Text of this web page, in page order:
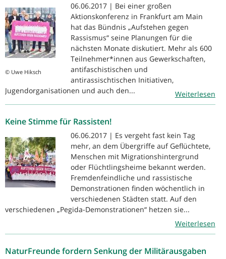
© Uwe Hiksch
06.06.2017 | Bei einer großen
Aktionskonferenz in Frankfurt am Main
hat das Bündnis „Aufstehen gegen
Rassismus“ seine Planungen für die
nächsten Monate diskutiert. Mehr als 600
Teilnehmer*innen aus Gewerkschaften,
antifaschistischen und
antirassischtischen Initiativen,
Jugendorganisationen und auch den...
Weiterlesen
Keine Stimme für Rassisten!
06.06.2017 | Es vergeht fast kein Tag
mehr, an dem Übergriffe auf Geflüchtete,
Menschen mit Migrationshintergrund
oder Flüchtlingsheime bekannt werden.
Fremdenfeindliche und rassistische
Demonstrationen finden wöchentlich in
verschiedenen Städten statt. Auf den
verschiedenen „Pegida-Demonstrationen“ hetzen sie...
Weiterlesen
NaturFreunde fordern Senkung der Militärausgaben